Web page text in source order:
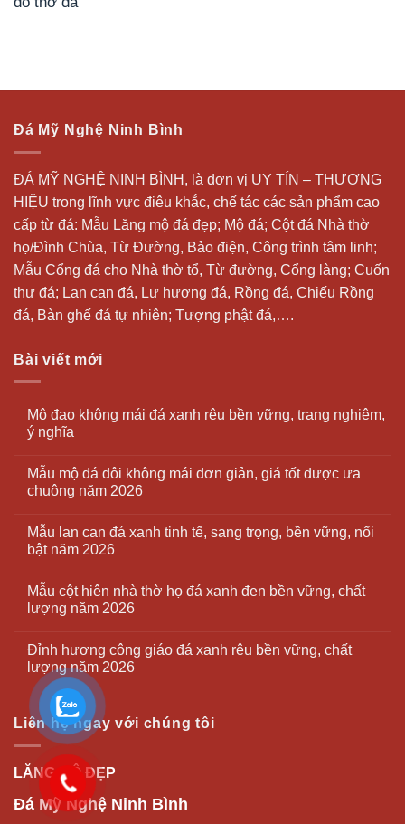
Đá Mỹ Nghệ Ninh Bình
ĐÁ MỸ NGHỆ NINH BÌNH, là đơn vị UY TÍN – THƯƠNG
HIỆU trong lĩnh vực điêu khắc, chế tác các sản phẩm cao
cấp từ đá: Mẫu Lăng mộ đá đẹp; Mộ đá; Cột đá Nhà thờ
họ/Đình Chùa, Từ Đường, Bảo điện, Công trình tâm linh;
Mẫu Cổng đá cho Nhà thờ tổ, Từ đường, Cổng làng; Cuốn
thư đá; Lan can đá, Lư hương đá, Rồng đá, Chiếu Rồng
đá, Bàn ghế đá tự nhiên; Tượng phật đá,….
Bài viết mới
Mộ đạo không mái đá xanh rêu bền vững, trang nghiêm,
ý nghĩa
Mẫu mộ đá đôi không mái đơn giản, giá tốt được ưa
chuộng năm 2026
Mẫu lan can đá xanh tinh tế, sang trọng, bền vững, nổi
bật năm 2026
Mẫu cột hiên nhà thờ họ đá xanh đen bền vững, chất
lượng năm 2026
Đỉnh hương công giáo đá xanh rêu bền vững, chất
lượng năm 2026
Liên hệ ngay với chúng tôi
LĂNG MỘ ĐẸP
Đá Mỹ Nghệ Ninh Bình